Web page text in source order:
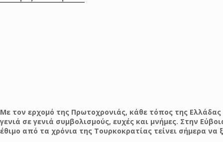
Με τον ερχομό της Πρωτοχρονιάς, κάθε τόπος της
γενιά σε γενιά συμβολισμούς, ευχές και μνήμες. Στην
έθιμο από τα χρόνια της Τουρκοκρατίας τείνει σήμερα να